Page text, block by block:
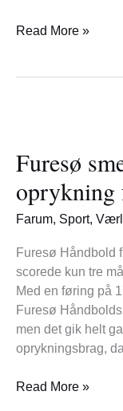
Read More »
Furesø
oprykning
Farum, Sport,
Furesø Håndbold
scorede kun tre
Med en føring på
Furesø
men det gik helt
oprykningsbrag,
matchbolden
–
oprykning
fortoner
Read More »